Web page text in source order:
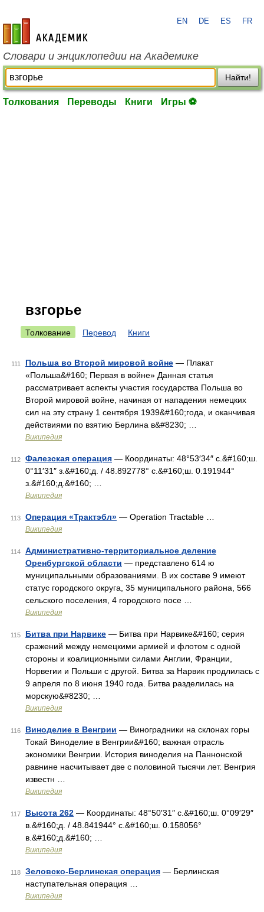
academic.ru
EN DE ES FR
Словари и энциклопедии на Академике
Найти!
Толкования Переводы Книги Игры ⚽
взгорье
Толкование Перевод Книги
111 Польша во Второй мировой войне — Плакат
«Польша&#160; Первая в войне» Данная статья
рассматривает аспекты участия государства Польша во
Второй мировой войне, начиная от нападения немецких
сил на эту страну 1 сентября 1939&#160;года, и оканчивая
действиями по взятию Берлина в&#8230; …
Википедия
112 Фалезская операция — Координаты: 48°53′34″ с.&#160;ш.
0°11′31″ з.&#160;д. / 48.892778° с.&#160;ш. 0.191944°
з.&#160;д.&#160; …
Википедия
113 Операция «Трактэбл» — Operation Tractable …
Википедия
114
Административно-территориальное деление
Оренбургской области — представлено 614 ю
муниципальными образованиями. В их составе 9 имеют
статус городского округа, 35 муниципального района, 566
сельского поселения, 4 городского посе …
Википедия
115 Битва при Нарвике — Битва при Нарвике&#160; серия
сражений между немецкими армией и флотом с одной
стороны и коалиционными силами Англии, Франции,
Норвегии и Польши с другой. Битва за Нарвик продлилась с
9 апреля по 8 июня 1940 года. Битва разделилась на
морскую&#8230; …
Википедия
116 Виноделие в Венгрии — Виноградники на склонах горы
Токай Виноделие в Венгрии&#160; важная отрасль
экономики Венгрии. История виноделия на Паннонской
равнине насчитывает две с половиной тысячи лет. Венгрия
известн …
Википедия
117 Высота 262 — Координаты: 48°50′31″ с.&#160;ш. 0°09′29″
в.&#160;д. / 48.841944° с.&#160;ш. 0.158056°
в.&#160;д.&#160; …
Википедия
118 Зеловско-Берлинская операция — Берлинская
наступательная операция …
Википедия